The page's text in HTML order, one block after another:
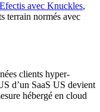
Efectis avec Knuckles,
terrain normés avec
clients hyper-
d’un SaaS US devient
hébergé en cloud